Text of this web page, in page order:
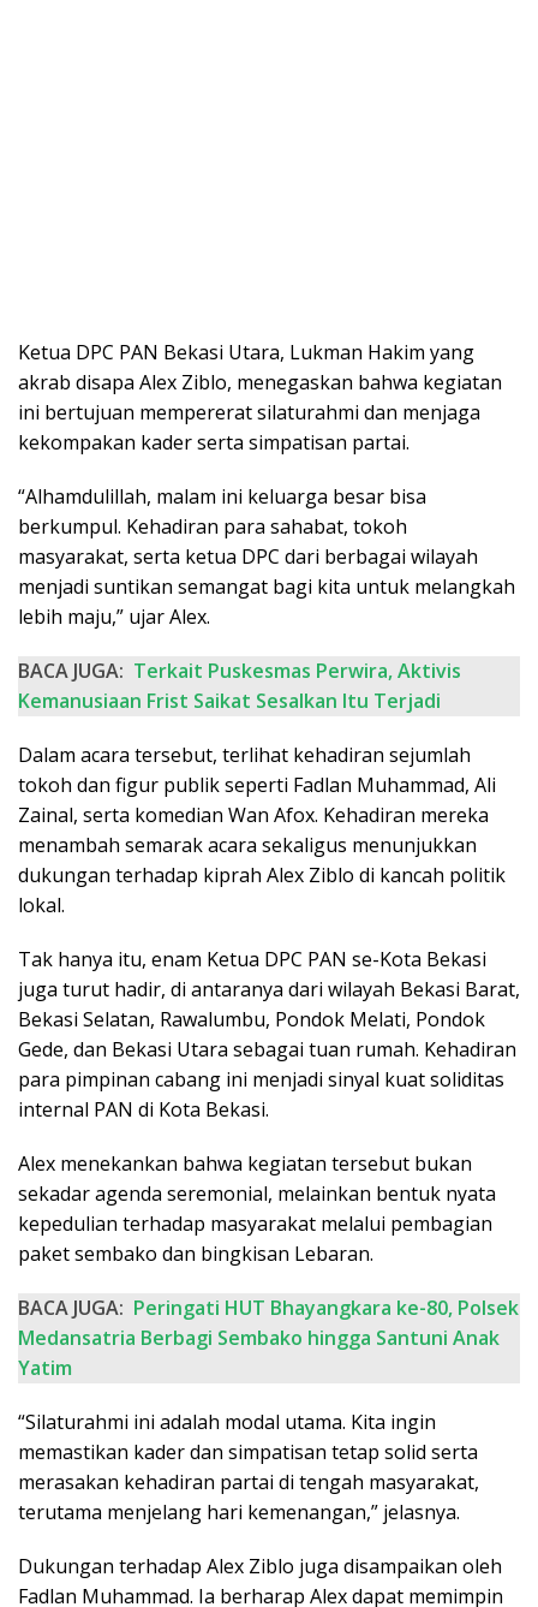
Ketua DPC PAN Bekasi Utara, Lukman Hakim yang
akrab disapa Alex Ziblo, menegaskan bahwa kegiatan
ini bertujuan mempererat silaturahmi dan menjaga
kekompakan kader serta simpatisan partai.
“Alhamdulillah, malam ini keluarga besar bisa
berkumpul. Kehadiran para sahabat, tokoh
masyarakat, serta ketua DPC dari berbagai wilayah
menjadi suntikan semangat bagi kita untuk melangkah
lebih maju,” ujar Alex.
BACA JUGA: Terkait Puskesmas Perwira, Aktivis
Kemanusiaan Frist Saikat Sesalkan Itu Terjadi
Dalam acara tersebut, terlihat kehadiran sejumlah
tokoh dan figur publik seperti Fadlan Muhammad, Ali
Zainal, serta komedian Wan Afox. Kehadiran mereka
menambah semarak acara sekaligus menunjukkan
dukungan terhadap kiprah Alex Ziblo di kancah politik
lokal.
Tak hanya itu, enam Ketua DPC PAN se-Kota Bekasi
juga turut hadir, di antaranya dari wilayah Bekasi Barat,
Bekasi Selatan, Rawalumbu, Pondok Melati, Pondok
Gede, dan Bekasi Utara sebagai tuan rumah. Kehadiran
para pimpinan cabang ini menjadi sinyal kuat soliditas
internal PAN di Kota Bekasi.
Alex menekankan bahwa kegiatan tersebut bukan
sekadar agenda seremonial, melainkan bentuk nyata
kepedulian terhadap masyarakat melalui pembagian
paket sembako dan bingkisan Lebaran.
BACA JUGA: Peringati HUT Bhayangkara ke-80, Polsek
Medansatria Berbagi Sembako hingga Santuni Anak
Yatim
“Silaturahmi ini adalah modal utama. Kita ingin
memastikan kader dan simpatisan tetap solid serta
merasakan kehadiran partai di tengah masyarakat,
terutama menjelang hari kemenangan,” jelasnya.
Dukungan terhadap Alex Ziblo juga disampaikan oleh
Fadlan Muhammad. Ia berharap Alex dapat memimpin